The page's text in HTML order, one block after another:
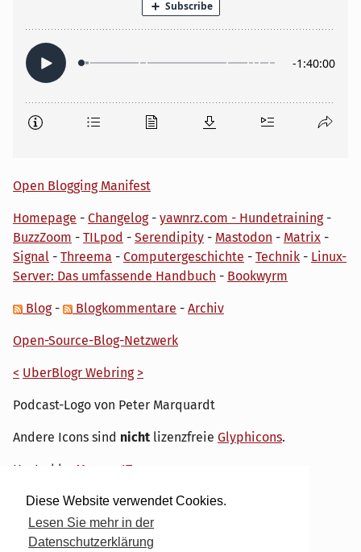
Diese Website verwendet Cookies.
Lesen Sie mehr in der
Datenschutzerklärung
Open Blogging Manifest
Homepage - Changelog- yawnrz.com - Hundetraining-
BuzzZoom - TILpod - Serendipity - Mastodon - Matrix -
Signal - Threema - Computergeschichte - Technik - Linux-
Server: Das umfassende Handbuch - Bookwyrm
Blog- Blogkommentare - Archiv
Open-Source-Blog-Netzwerk
< UberBlogr Webring >
Podcast-Logo von Peter Marquardt
Andere Icons sind nicht lizenzfreie Glyphicons.
Hosted by My own IT.